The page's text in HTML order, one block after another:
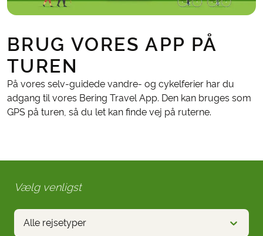
BRUG VORES APP PÅ
TUREN
På vores selv-guidede vandre- og cykelferier har du
adgang til vores Bering Travel App. Den kan bruges som
GPS på turen, så du let kan finde vej på ruterne.
Vælg venligst
Alle rejsetyper